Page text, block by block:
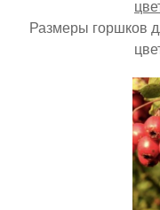
Размеры горшков